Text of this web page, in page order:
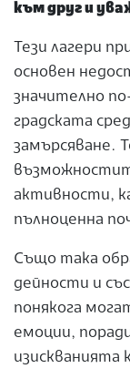
към друг и
Тези лагери
основен
значително
градската
замърсяване.
активности,
пълноценна
Също така
дейности и
понякога
емоции,
изискванията